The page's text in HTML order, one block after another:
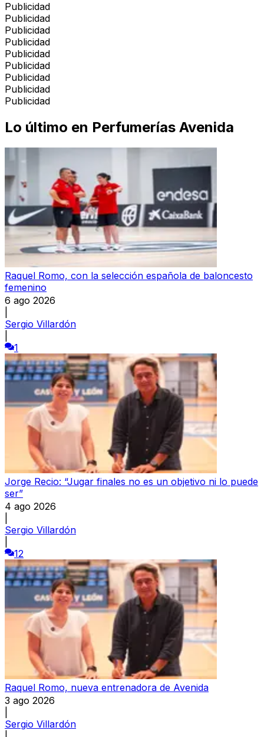
Publicidad
Publicidad
Publicidad
Publicidad
Publicidad
Publicidad
Publicidad
Publicidad
Publicidad
Lo último en Perfumerías Avenida
Raquel Romo, con la selección española de baloncesto
femenino
6 ago 2026
Sergio Villardón
1
Jorge Recio: “Jugar finales no es un objetivo ni lo puede
ser”
4 ago 2026
Sergio Villardón
12
Raquel Romo, nueva entrenadora de Avenida
3 ago 2026
Sergio Villardón